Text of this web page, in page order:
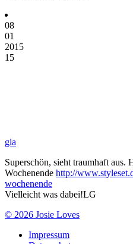
08
01
2015
15
gia
Superschön, sieht traumhaft aus.
Wochenende http://
wochenende
Vielleicht was dabei!LG
© 2026 Josie Loves
Impressum